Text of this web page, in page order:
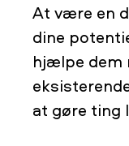
At være en
dine
hjælpe dem
at gøre ting